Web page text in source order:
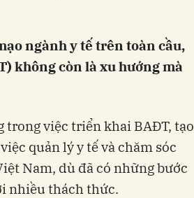
ngành y tế trên toàn cầu,
không còn là xu hướng mà
trong việc triển khai BAĐT, tạo
quản lý y tế và chăm sóc
Nam, dù đã có những bước
nhiều thách thức.